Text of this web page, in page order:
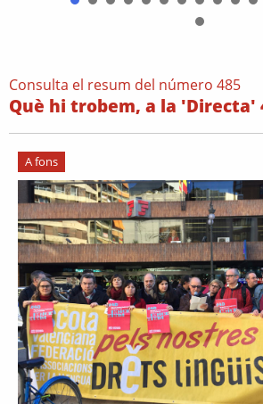
Consulta el resum del número 485
Què hi trobem, a la 'Directa'
A fons